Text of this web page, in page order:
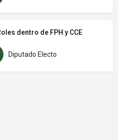
dentro de FPH y CCE
Diputado Electo